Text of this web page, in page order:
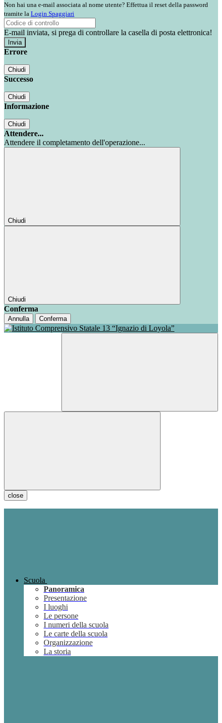
Non hai una e-mail associata al nome utente? Effettua il reset della password
tramite la Login Spaggiari
E-mail inviata, si prega di controllare la casella di posta elettronica!
Errore
Chiudi
Successo
Chiudi
Informazione
Chiudi
Attendere...
Attendere il completamento dell'operazione...
Chiudi
Chiudi
Conferma
Annulla Conferma
close
Scuola
Panoramica
Presentazione
I luoghi
Le persone
I numeri della scuola
Le carte della scuola
Organizzazione
La storia